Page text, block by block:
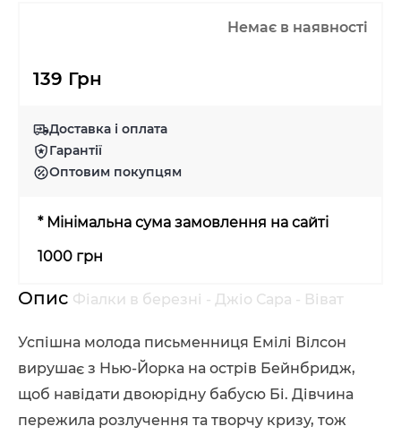
Немає в наявності
139 Грн
Доставка і оплата
Гарантії
Оптовим покупцям
* Мінімальна сума замовлення на сайті
1000 грн
Опис Фіалки в березні - Джіо Сара - Віват
Успішна молода письменниця Емілі Вілсон
вирушає з Нью-Йорка на острів Бейнбридж,
щоб навідати двоюрідну бабусю Бі. Дівчина
пережила розлучення та творчу кризу, тож